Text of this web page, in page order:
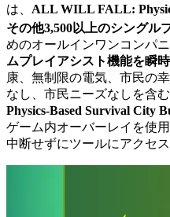
は、 ALL WILL FALL:
その他3,500以上のシングル
めのオールインワンコンパ
ムプレイアシスト機能を瞬
康、無制限の電気、市民の
なし、市民ニーズなしを含む
Physics-Based Survival City
ゲーム内オーバーレイを使
中断せずにツールにアクセス